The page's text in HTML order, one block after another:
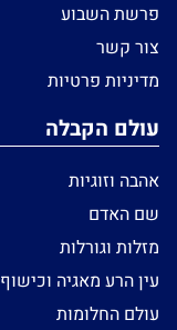
פרשת השבוע
צור קשר
מדיניות פרטיות
עולם הקבלה
אהבה וזוגיות
שם האדם
מזלות וגורלות
עין הרע מאגיה וכישוף
עולם החלומות